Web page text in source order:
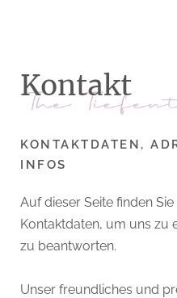
Kontakt
KONTAKTDATEN,
INFOS
Auf dieser Seite finden
Kontaktdaten, um uns zu
zu beantworten.
Unser freundliches und